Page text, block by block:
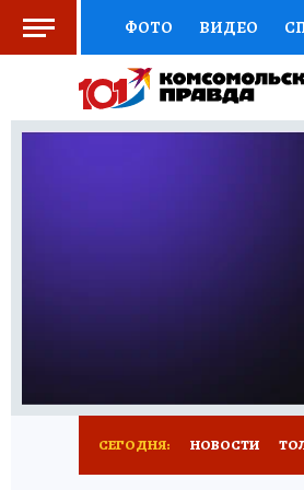
ФОТО ВИДЕО
СОЦПОДДЕРЖКА
ВЫБОР ЭКСПЕРТОВ
СЕГОДНЯ: НОВОСТИ